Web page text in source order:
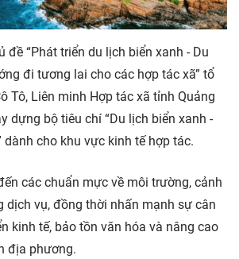
đề “Phát triển du lịch biển xanh - Du
đi tương lai cho các hợp tác xã” tổ
Tô, Liên minh Hợp tác xã tỉnh Quảng
dựng bộ tiêu chí “Du lịch biển xanh -
dành cho khu vực kinh tế hợp tác.
các chuẩn mực về môi trường, cảnh
dịch vụ, đồng thời nhấn mạnh sự cân
kinh tế, bảo tồn văn hóa và nâng cao
địa phương.